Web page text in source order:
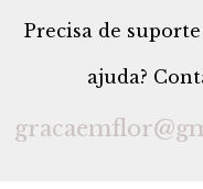
Precisa de
ajuda?